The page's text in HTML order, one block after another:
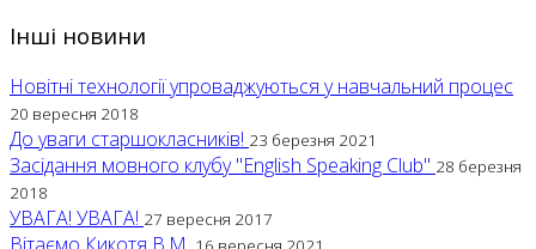
Інші новини
Новітні технології упроваджуються у навчальний процес
20 вересня 2018
До уваги старшокласників! 23 березня 2021
Засідання мовного клубу "English Speaking Club" 28 березня
2018
УВАГА! УВАГА! 27 вересня 2017